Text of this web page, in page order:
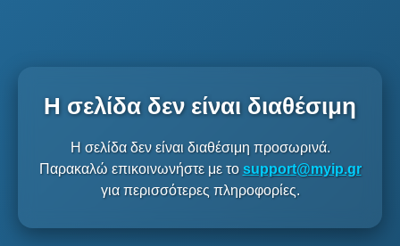
Η σελίδα δεν είναι διαθέσιμη
Η σελίδα δεν είναι διαθέσιμη προσωρινά.
Παρακαλώ επικοινωνήστε με το support@myip.gr
για περισσότερες πληροφορίες.